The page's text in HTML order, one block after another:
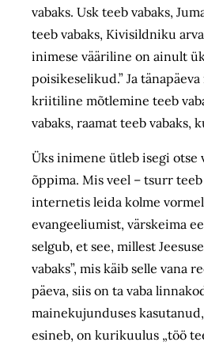
vabaks. Usk teeb vabaks,
teeb vabaks, Kivisildniku
inimese vääriline on ainult
poisikeselikud.” Ja
kriitiline mõtlemine teeb
vabaks, raamat teeb vabaks,
Üks inimene ütleb isegi otse
õppima. Mis veel – tsurr
internetis leida kolme
evangeeliumist, värskeima
selgub, et see, millest
vabaks”, mis käib selle vana
päeva, siis on ta vaba
mainekujunduses
esineb, on kurikuulus „töö